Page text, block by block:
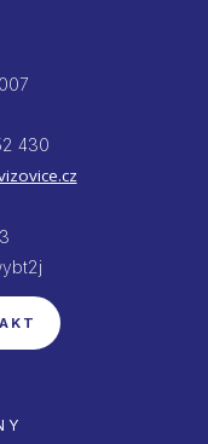
430